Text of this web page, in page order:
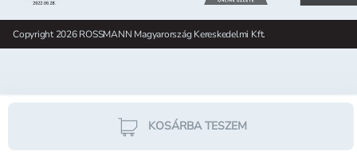
KOSÁRBA TESZEM
Copyright 2026 ROSSMANN Magyarország Kereskedelmi Kft.